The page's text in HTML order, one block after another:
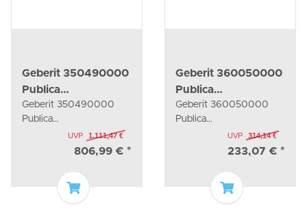
Geberit 350490000
Publica
Mehrzweckbecken
mit 2 Becken
Geberit 350490000
Publica
Mehrzweckbecken mit 2
UVP 1.111,47 €
806,99 € *
In den Warenkorb
Geberit 360050000
Publica
Mehrzweckbecken
ohne Überlauf
Geberit 360050000
Publica
Mehrzweckbecken ohne
UVP 314,14 €
233,07 € *
In den